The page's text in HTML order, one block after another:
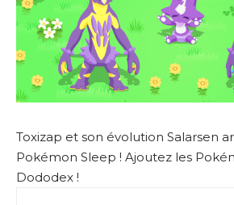
Toxizap et son évolution Salarsen
Pokémon Sleep ! Ajoutez les
Dododex !